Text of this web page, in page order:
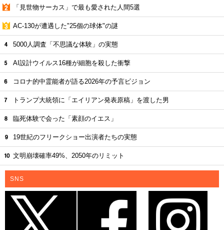
「見世物サーカス」で最も愛された人間5選
AC-130が遭遇した"25個の球体"の謎
5000人調査「不思議な体験」の実態
AI設計ウイルス16種が細胞を殺した衝撃
コロナ的中霊能者が語る2026年の予言ビジョン
トランプ大統領に「エイリアン発表原稿」を渡した男
臨死体験で会った「素顔のイエス」
19世紀のフリークショー出演者たちの実態
文明崩壊確率49%、2050年のリミット
SNS